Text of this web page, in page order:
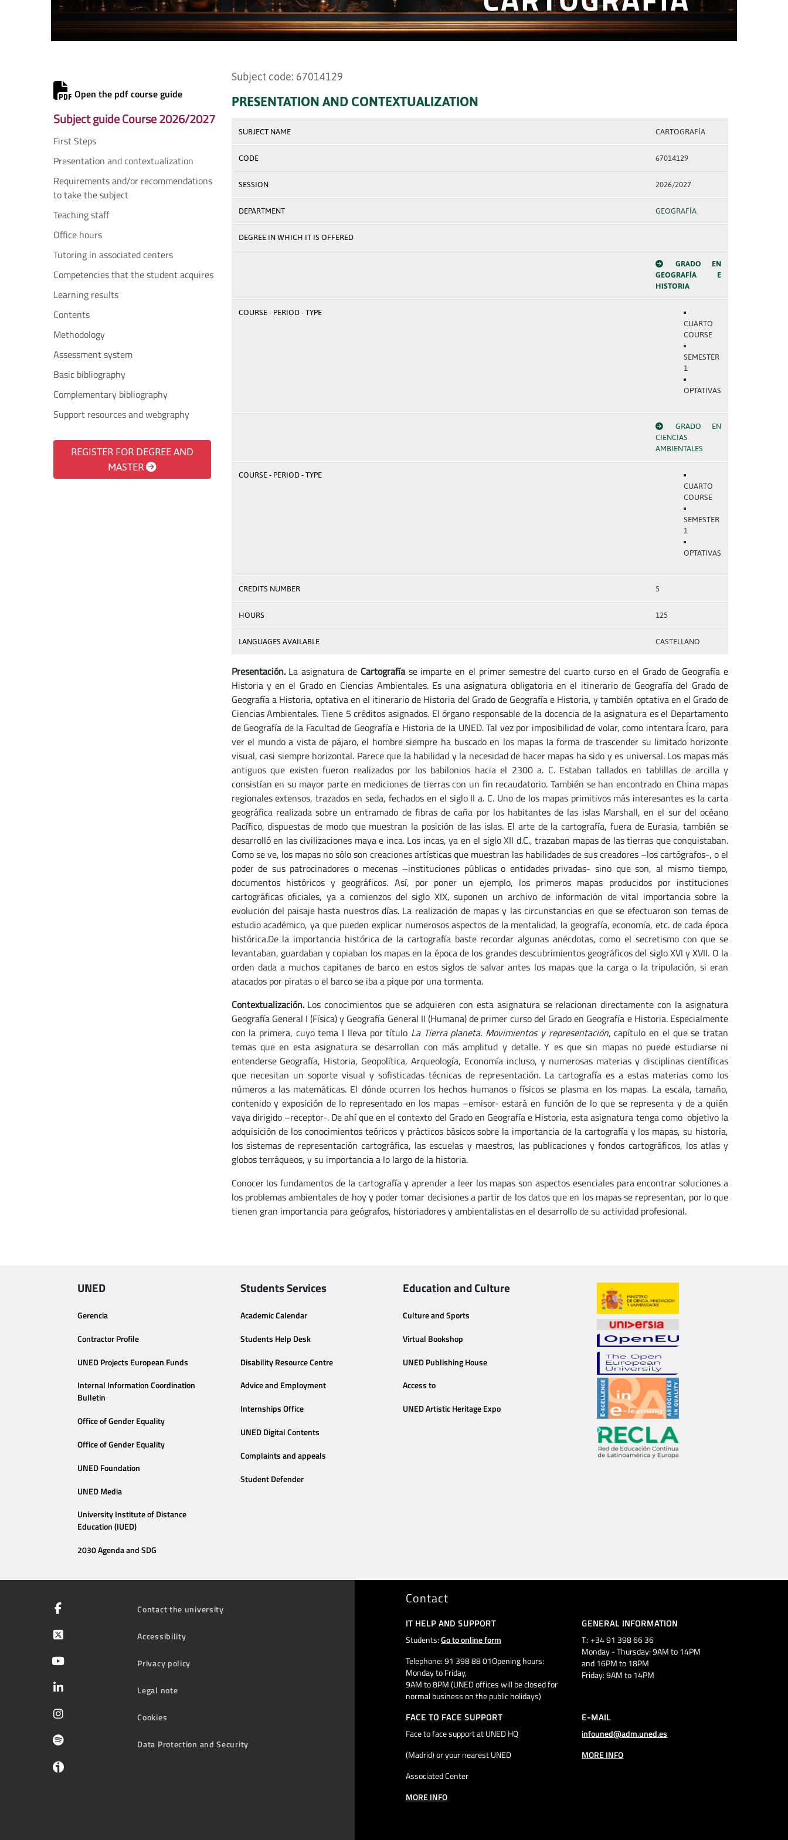
Open the pdf course guide
Subject guide Course 2026/2027
First Steps
Presentation and contextualization
Requirements and/or recommendations
to take the subject
Teaching staff
Office hours
Tutoring in associated centers
Competencies that the student acquires
Learning results
Contents
Methodology
Assessment system
Basic bibliography
Complementary bibliography
Support resources and webgraphy
REGISTER FOR DEGREE AND
MASTER
Subject code: 67014129
PRESENTATION AND CONTEXTUALIZATION
SUBJECT NAME CARTOGRAFÍA
CODE 67014129
SESSION 2026/2027
DEPARTMENT GEOGRAFÍA
DEGREE IN WHICH IT IS OFFERED
GRADO EN
GEOGRAFÍA E
HISTORIA
COURSE - PERIOD - TYPE
CUARTO
COURSE
SEMESTER
1
OPTATIVAS
GRADO EN
CIENCIAS
AMBIENTALES
COURSE - PERIOD - TYPE
CUARTO
COURSE
SEMESTER
1
OPTATIVAS
CREDITS NUMBER 5
HOURS 125
LANGUAGES AVAILABLE CASTELLANO
Presentación. La asignatura de Cartografíase imparte en el primer semestre del cuarto curso en el Grado de Geografía e
Historia y en el Grado en Ciencias Ambientales. Es una asignatura obligatoria en el itinerario de Geografía del Grado de
Geografía a Historia, optativa en el itinerario de Historia del Grado de Geografía e Historia, y también optativa en el Grado de
Ciencias Ambientales. Tiene 5 créditos asignados. El órgano responsable de la docencia de la asignatura es el Departamento
de Geografía de la Facultad de Geografía e Historia de la UNED. Tal vez por imposibilidad de volar, como intentara Ícaro, para
ver el mundo a vista de pájaro, el hombre siempre ha buscado en los mapas la forma de trascender su limitado horizonte
visual, casi siempre horizontal. Parece que la habilidad y la necesidad de hacer mapas ha sido y es universal. Los mapas más
antiguos que existen fueron realizados por los babilonios hacia el 2300 a. C. Estaban tallados en tablillas de arcilla y
consistían en su mayor parte en mediciones de tierras con un fin recaudatorio. También se han encontrado en China mapas
regionales extensos, trazados en seda, fechados en el siglo II a. C. Uno de los mapas primitivos más interesantes es la carta
geográfica realizada sobre un entramado de fibras de caña por los habitantes de las islas Marshall, en el sur del océano
Pacífico, dispuestas de modo que muestran la posición de las islas. El arte de la cartografía, fuera de Eurasia, también se
desarrolló en las civilizaciones maya e inca. Los incas, ya en el siglo XII d.C., trazaban mapas de las tierras que conquistaban.
Como se ve, los mapas no sólo son creaciones artísticas que muestran las habilidades de sus creadores –los cartógrafos-, o el
poder de sus patrocinadores o mecenas –instituciones públicas o entidades privadas- sino que son, al mismo tiempo,
documentos históricos y geográficos. Así, por poner un ejemplo, los primeros mapas producidos por instituciones
cartográficas oficiales, ya a comienzos del siglo XIX, suponen un archivo de información de vital importancia sobre la
evolución del paisaje hasta nuestros días. La realización de mapas y las circunstancias en que se efectuaron son temas de
estudio académico, ya que pueden explicar numerosos aspectos de la mentalidad, la geografía, economía, etc. de cada época
histórica.De la importancia histórica de la cartografía baste recordar algunas anécdotas, como el secretismo con que se
levantaban, guardaban y copiaban los mapas en la época de los grandes descubrimientos geográficos del siglo XVI y XVII. O la
orden dada a muchos capitanes de barco en estos siglos de salvar antes los mapas que la carga o la tripulación, si eran
atacados por piratas o el barco se iba a pique por una tormenta.
Contextualización.Los conocimientos que se adquieren con esta asignatura se relacionan directamente con la asignatura
Geografía General I (Física) y Geografía General II (Humana) de primer curso del Grado en Geografía e Historia. Especialmente
con la primera, cuyo tema I lleva por título La Tierra planeta. Movimientos y representación, capítulo en el que se tratan
temas que en esta asignatura se desarrollan con más amplitud y detalle. Y es que sin mapas no puede estudiarse ni
entenderse Geografía, Historia, Geopolítica, Arqueología, Economía incluso, y numerosas materias y disciplinas científicas
que necesitan un soporte visual y sofisticadas técnicas de representación. La cartografía es a estas materias como los
números a las matemáticas. El dónde ocurren los hechos humanos o físicos se plasma en los mapas. La escala, tamaño,
contenido y exposición de lo representado en los mapas –emisor- estará en función de lo que se representa y de a quién
vaya dirigido –receptor-. De ahí que en el contexto del Grado en Geografía e Historia, esta asignatura tenga como objetivo la
adquisición de los conocimientos teóricos y prácticos básicos sobre la importancia de la cartografía y los mapas, su historia,
los sistemas de representación cartográfica, las escuelas y maestros, las publicaciones y fondos cartográficos, los atlas y
globos terráqueos, y su importancia a lo largo de la historia.
Conocer los fundamentos de la cartografía y aprender a leer los mapas son aspectos esenciales para encontrar soluciones a
los problemas ambientales de hoy y poder tomar decisiones a partir de los datos que en los mapas se representan, por lo que
tienen gran importancia para geógrafos, historiadores y ambientalistas en el desarrollo de su actividad profesional.
UNED
Gerencia
Contractor Profile
UNED Projects European Funds
Internal Information Coordination
Bulletin
Office of Gender Equality
Office of Gender Equality
UNED Foundation
UNED Media
University Institute of Distance
Education (IUED)
2030 Agenda and SDG
Students Services
Academic Calendar
Students Help Desk
Disability Resource Centre
Advice and Employment
Internships Office
UNED Digital Contents
Complaints and appeals
Student Defender
Education and Culture
Culture and Sports
Virtual Bookshop
UNED Publishing House
Access to
UNED Artistic Heritage Expo
Contact the university
Accessibility
Privacy policy
Legal note
Cookies
Data Protection and Security
Contact
IT HELP AND SUPPORT
Students:Go to online form
Telephone: 91 398 88 01Opening hours:
Monday to Friday,
9AM to 8PM (UNED offices will be closed for
normal business on the public holidays)
GENERAL INFORMATION
T.: +34 91 398 66 36
Monday - Thursday: 9AM to 14PM
and 16PM to 18PM
Friday: 9AM to 14PM
FACE TO FACE SUPPORT
Face to face support at UNED HQ
(Madrid) or your nearest UNED
Associated Center
MORE INFO
E-MAIL
infouned@adm.uned.es
MORE INFO